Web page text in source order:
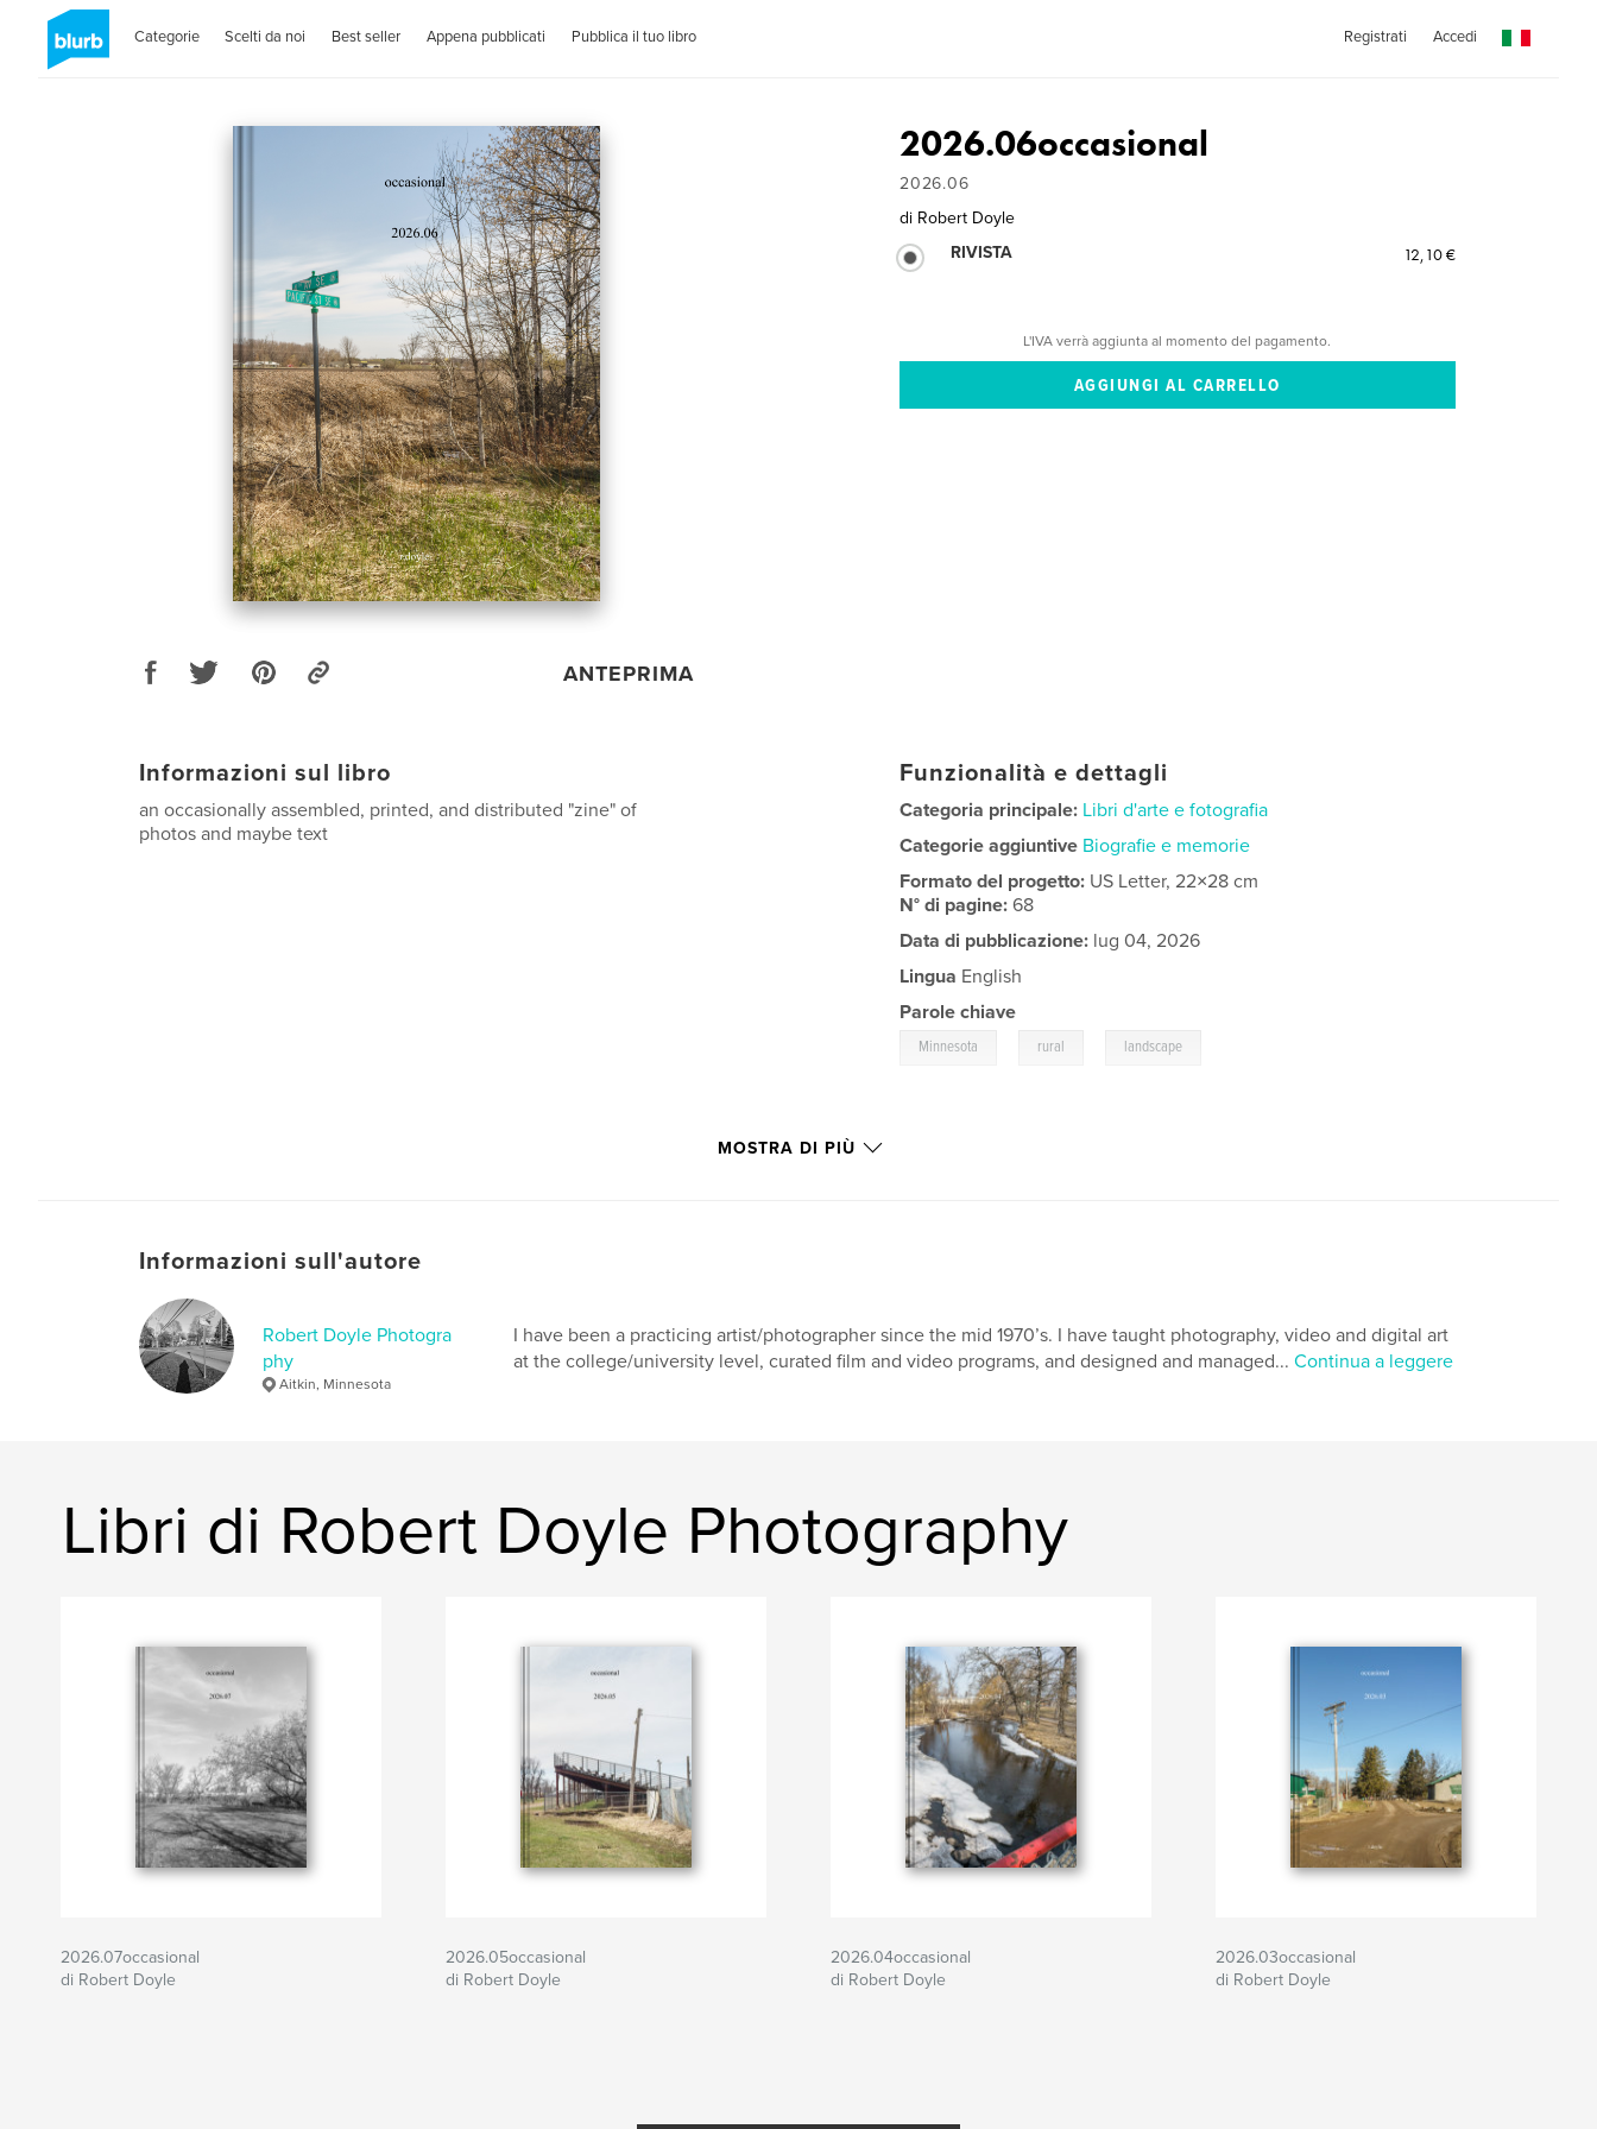
Categorie Scelti da noi Best seller Appena pubblicati Pubblica il tuo libro Registrati Accedi
ANTEPRIMA
2026.06occasional
2026.06
di Robert Doyle
RIVISTA
12,10 €
L'IVA verrà aggiunta al momento del pagamento.
Informazioni sul libro
an occasionally assembled, printed, and distributed "zine" of
photos and maybe text
Funzionalità e dettagli
Categoria principale: Libri d'arte e fotografia
Categorie aggiuntive Biografie e memorie
Formato del progetto: US Letter, 22×28 cm
N° di pagine:68
Data di pubblicazione: lug 04, 2026
Lingua English
Parole chiave
Minnesota rural landscape
MOSTRA DI PIÙ
Informazioni sull'autore
Robert Doyle Photogra
phy
Aitkin, Minnesota
I have been a practicing artist/photographer since the mid 1970’s. I have taught photography, video and digital art
at the college/university level, curated film and video programs, and designed and managed... Continua a leggere
Libri di Robert Doyle Photography
2026.07occasional
di Robert Doyle
2026.05occasional
di Robert Doyle
2026.04occasional
di Robert Doyle
2026.03occasional
di Robert Doyle